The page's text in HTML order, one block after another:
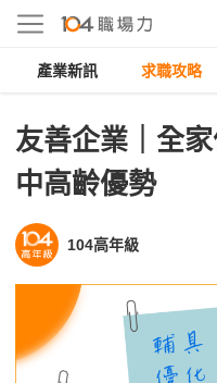
產業新訊 求職攻略
友善企業｜全
中高齡優勢
104高年級